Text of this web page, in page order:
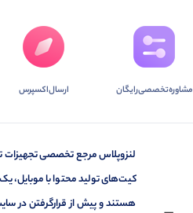
مشاوره‌تخصصی‌رایگان ارسال‌اکسپرس
لنزوپلاس مرجع تخصصی تجهیزات
کیت‌های تولید محتوا با موبایل،
هستند و پیش از قرارگرفتن در